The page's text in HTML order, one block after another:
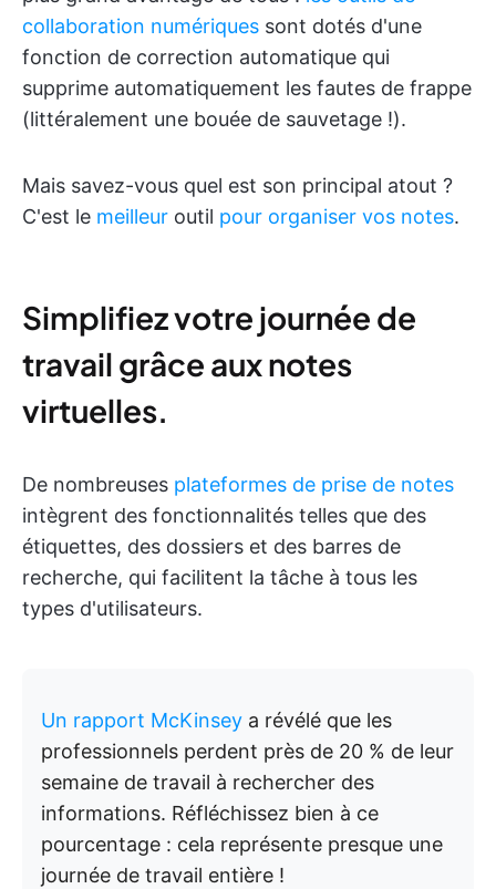
collaboration numériques sont dotés d'une
fonction de correction automatique qui
supprime automatiquement les fautes de frappe
(littéralement une bouée de sauvetage !).
Mais savez-vous quel est son principal atout ?
C'est le meilleur outil pour organiser vos notes.
Simplifiez votre journée de
travail grâce aux notes
virtuelles.
De nombreuses plateformes de prise de notes
intègrent des fonctionnalités telles que des
étiquettes, des dossiers et des barres de
recherche, qui facilitent la tâche à tous les
types d'utilisateurs.
Un rapport McKinsey a révélé que les
professionnels perdent près de 20 % de leur
semaine de travail à rechercher des
informations. Réfléchissez bien à ce
pourcentage : cela représente presque une
journée de travail entière !